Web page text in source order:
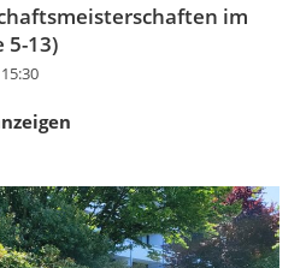
im
5-13)
15:30